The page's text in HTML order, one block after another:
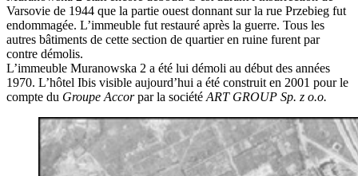
Varsovie de 1944 que la partie ouest donnant sur la rue Przebieg fut
endommagée. L’immeuble fut restauré après la guerre. Tous les
autres bâtiments de cette section de quartier en ruine furent par
contre démolis.
L’immeuble Muranowska 2 a été lui démoli au début des années
1970. L’hôtel Ibis visible aujourd’hui a été construit en 2001 pour le
compte du Groupe Accorpar la société ART GROUP Sp. z o.o.